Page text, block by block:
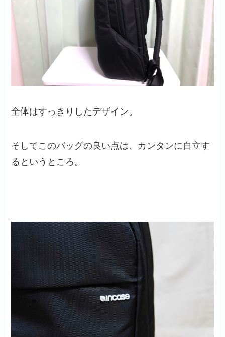
全体はすっきりしたデザイン。
そしてこのバッグの良い点は、 カンタンに自立す
る というところ。